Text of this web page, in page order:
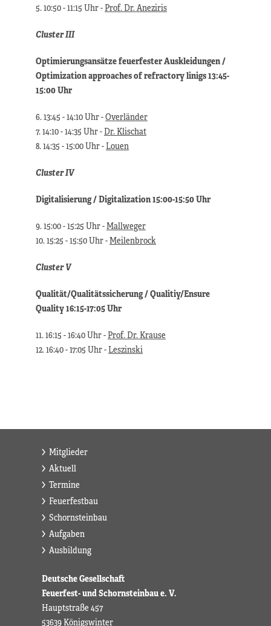
5. 10:50 - 11:15 Uhr -Prof. Dr. Aneziris
Cluster III
Optimierungsansätze feuerfester Auskleidungen /
Optimization approaches of refractory linigs 13:45-
15:00 Uhr
6. 13:45 - 14:10 Uhr -Overländer
7. 14:10 - 14:35 Uhr -Dr. Klischat
8. 14:35 - 15:00 Uhr -Louen
Cluster IV
Digitalisierung / Digitalization 15:00-15:50 Uhr
9. 15:00 - 15:25 Uhr -Mallweger
10. 15:25 - 15:50 Uhr -Meilenbrock
Cluster V
Qualität/Qualitätssicherung / Qualitiy/Ensure
Quality 16:15-17:05 Uhr
11. 16:15 - 16:40 Uhr -Prof. Dr. Krause
12. 16:40 - 17:05 Uhr -Leszinski
Mitglieder
Aktuell
Termine
Feuerfestbau
Schornsteinbau
Aufgaben
Ausbildung
Deutsche Gesellschaft
Feuerfest- und Schornsteinbau e. V.
Hauptstraße 457
53639 Königswinter